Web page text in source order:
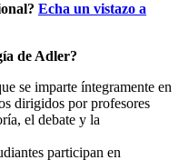
Echa un vistazo a
de Adler?
se imparte íntegramente en
dirigidos por profesores
el debate y la
participan en